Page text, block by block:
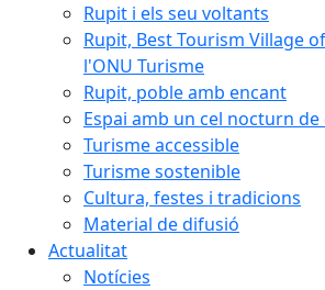
Rupit i els seu voltants
Rupit, Best Tourism Village
l'ONU Turisme
Rupit, poble amb encant
Espai amb un cel nocturn
Turisme accessible
Turisme sostenible
Cultura, festes i tradicions
Material de difusió
Actualitat
Notícies